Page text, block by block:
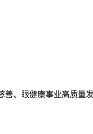
、眼健康事业高质